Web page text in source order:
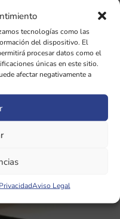
tecnologías como las
del dispositivo. El
procesar datos como el
únicas en este sitio.
afectar negativamente a
Aviso Legal